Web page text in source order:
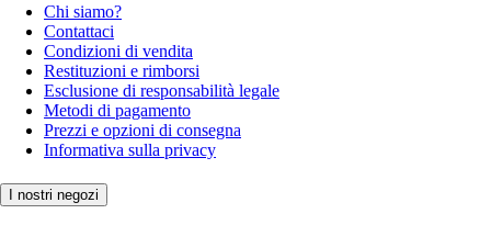
Chi siamo?
Contattaci
Condizioni di vendita
Restituzioni e rimborsi
Esclusione di responsabilità legale
Metodi di pagamento
Prezzi e opzioni di consegna
Informativa sulla privacy
I nostri negozi